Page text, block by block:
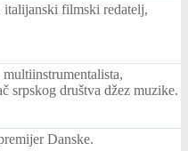
filmski redatelj,
srpskog društva džez muzike.
Danske.